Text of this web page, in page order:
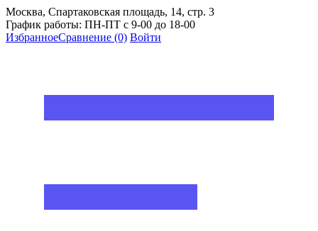
Москва, Спартаковская площадь, 14, стр. 3
График работы: ПН-ПТ с 9-00 до 18-00
ИзбранноеСравнение (0) Войти